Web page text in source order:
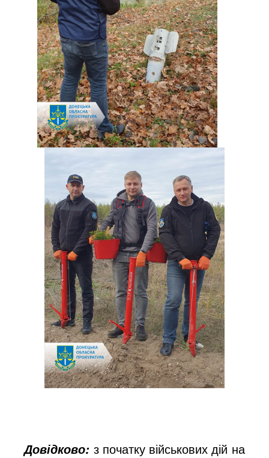
Довідково: з початку військових дій на